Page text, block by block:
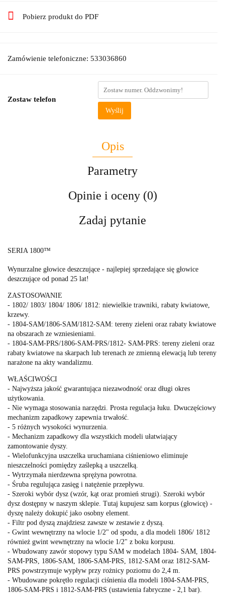
Pobierz produkt do PDF
Zamówienie telefoniczne: 533036860
Zostaw telefon
Wyślij
Opis
Parametry
Opinie i oceny (0)
Zadaj pytanie
SERIA 1800™
Wynurzalne głowice deszczujące - najlepiej sprzedające się głowice
deszczujące od ponad 25 lat!
ZASTOSOWANIE
- 1802/ 1803/ 1804/ 1806/ 1812: niewielkie trawniki, rabaty kwiatowe,
krzewy.
- 1804-SAM/1806-SAM/1812-SAM: tereny zieleni oraz rabaty kwiatowe
na obszarach ze wzniesieniami.
- 1804-SAM-PRS/1806-SAM-PRS/1812- SAM-PRS: tereny zieleni oraz
rabaty kwiatowe na skarpach lub terenach ze zmienną elewacją lub tereny
narażone na akty wandalizmu.
WŁAŚCIWOŚCI
- Najwyższa jakość gwarantująca niezawodność oraz długi okres
użytkowania.
- Nie wymaga stosowania narzędzi. Prosta regulacja łuku. Dwuczęściowy
mechanizm zapadkowy zapewnia trwałość.
- 5 różnych wysokości wynurzenia.
- Mechanizm zapadkowy dla wszystkich modeli ułatwiający
zamontowanie dyszy.
- Wielofunkcyjna uszczelka uruchamiana ciśnieniowo eliminuje
nieszczelności pomiędzy zaślepką a uszczelką.
- Wytrzymała nierdzewna sprężyna powrotna.
- Śruba regulująca zasięg i natężenie przepływu.
- Szeroki wybór dysz (wzór, kąt oraz promień strugi). Szeroki wybór
dysz dostępny w naszym sklepie. Tutaj kupujesz sam korpus (głowicę) -
dyszę należy dokupić jako osobny element.
- Filtr pod dyszą znajdziesz zawsze w zestawie z dyszą.
- Gwint wewnętrzny na wlocie 1/2" od spodu, a dla modeli 1806/ 1812
również gwint wewnętrzny na wlocie 1/2" z boku korpusu.
- Wbudowany zawór stopowy typu SAM w modelach 1804- SAM, 1804-
SAM-PRS, 1806-SAM, 1806-SAM-PRS, 1812-SAM oraz 1812-SAM-
PRS powstrzymuje wypływ przy rożnicy poziomu do 2,4 m.
- Wbudowane pokrętło regulacji ciśnienia dla modeli 1804-SAM-PRS,
1806-SAM-PRS i 1812-SAM-PRS (ustawienia fabryczne - 2,1 bar).